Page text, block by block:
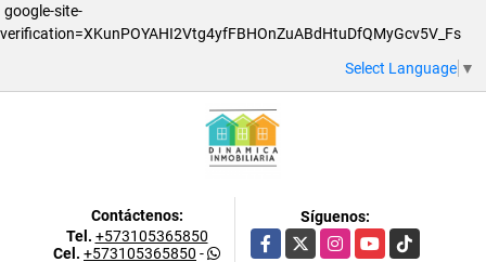
google-site-
verification=XKunPOYAHI2Vtg4yfFBHOnZuABdHtuDfQMyGcv5V_Fs
Select Language ▼
Contáctenos:
Tel. +573105365850
Cel. +573105365850 -
Síguenos:
Facebook
X InstagramYouTubeTikTok